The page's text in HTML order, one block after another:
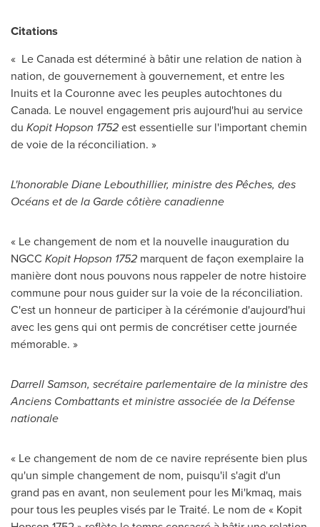
Citations
« Le Canadaest déterminé à bâtir une relation de nation à
nation, de gouvernement à gouvernement, et entre les
Inuits et la Couronne avec les peuples autochtones du
Canada. Le nouvel engagement pris aujourd'hui au service
du Kopit Hopson 1752est essentielle sur l'important chemin
de voie de la réconciliation. »
L'honorableDiane Lebouthillier, ministre des Pêches, des
Océans et de la Garde côtière canadienne
« Le changement de nom et la nouvelle inauguration du
NGCC Kopit Hopson 1752 marquent de façon exemplaire la
manière dont nous pouvons nous rappeler de notre histoire
commune pour nous guider sur la voie de la réconciliation.
C'est un honneur de participer à la cérémonie d'aujourd'hui
avec les gens qui ont permis de concrétiser cette journée
mémorable. »
Darrell Samson, secrétaire parlementaire de la ministre des
Anciens Combattants et ministre associée de la Défense
nationale
« Le changement de nom de ce navire représente bien plus
qu'un simple changement de nom, puisqu'il s'agit d'un
grand pas en avant, non seulement pour les Mi'kmaq, mais
pour tous les peuples visés par le Traité. Le nom de « Kopit